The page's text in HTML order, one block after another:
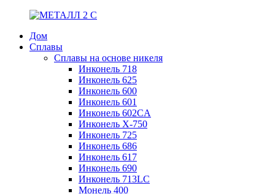
Дом
Сплавы
Сплавы на основе никеля
Инконель 718
Инконель 625
Инконель 600
Инконель 601
Инконель 602CA
Инконель Х-750
Инконель 725
Инконель 686
Инконель 617
Инконель 690
Инконель 713LC
Монель 400